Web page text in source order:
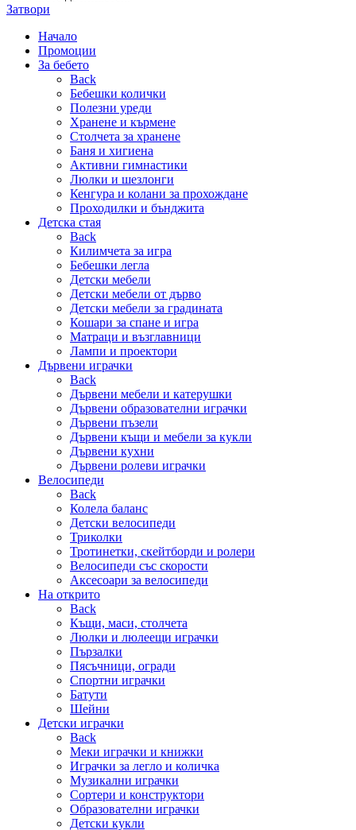
Затвори
Начало
Промоции
За бебето
Back
Бебешки колички
Полезни уреди
Хранене и кърмене
Столчета за хранене
Баня и хигиена
Активни гимнастики
Люлки и шезлонги
Кенгура и колани за прохождане
Проходилки и бънджита
Детска стая
Back
Килимчета за игра
Бебешки легла
Детски мебели
Детски мебели от дърво
Детски мебели за градината
Кошари за спане и игра
Матраци и възглавници
Лампи и проектори
Дървени играчки
Back
Дървени мебели и катерушки
Дървени образователни играчки
Дървени пъзели
Дървени къщи и мебели за кукли
Дървени кухни
Дървени ролеви играчки
Велосипеди
Back
Колела баланс
Детски велосипеди
Триколки
Тротинетки, скейтборди и ролери
Велосипеди със скорости
Аксесоари за велосипеди
На открито
Back
Къщи, маси, столчета
Люлки и люлеещи играчки
Пързалки
Пясъчници, огради
Спортни играчки
Батути
Шейни
Детски играчки
Back
Меки играчки и книжки
Играчки за легло и количка
Музикални играчки
Сортери и конструктори
Образователни играчки
Детски кукли